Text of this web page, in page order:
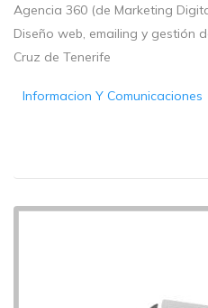
Agencia 360 (de Marketing
Diseño web, emailing y gestión
Cruz de Tenerife
Informacion Y Comunicaciones